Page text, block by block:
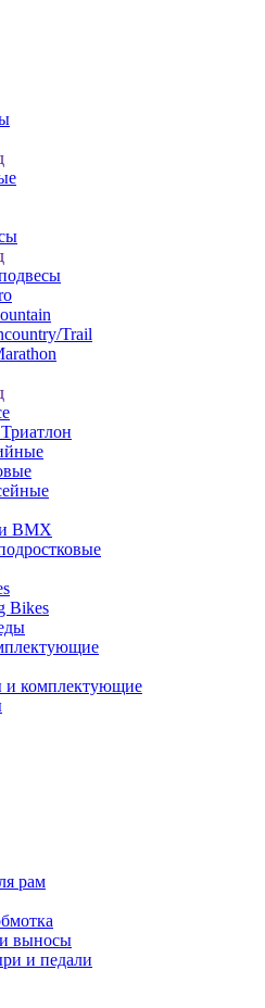
Trail
BMX
Bikes
и комплектующие
рам
выносы
и педали